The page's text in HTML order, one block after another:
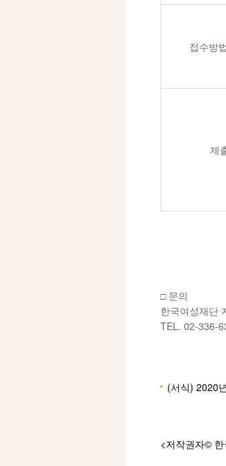
접수방
제
□ 문의
한국여성재단
TEL. 02-336-
(서식) 2020
<저작권자©